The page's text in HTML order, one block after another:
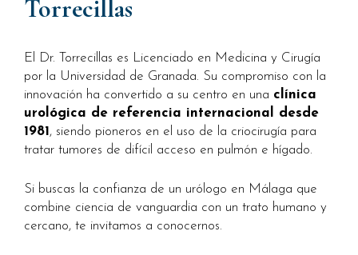
Torrecillas
El Dr. Torrecillas es Licenciado en Medicina y Cirugía
por la Universidad de Granada. Su compromiso con la
innovación ha convertido a su centro en una clínica
urológica de referencia internacional desde
1981 , siendo pioneros en el uso de la criocirugía para
tratar tumores de difícil acceso en pulmón e hígado.
Si buscas la confianza de un urólogo en Málaga que
combine ciencia de vanguardia con un trato humano y
cercano, te invitamos a conocernos.